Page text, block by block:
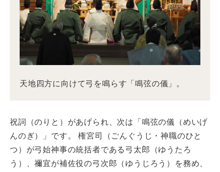
天地四方に向けて弓を鳴らす「鳴弦の儀」。
祝詞（のりと）があげられ、次は「鳴弦の儀（めいげ
んのぎ）」です。 権宮司（ごんぐうじ・神職のひと
つ）が弓始神事の統括者である弓太郎（ゆうたろ
う）、禰宜が補佐役の弓次郎（ゆうじろう）を務め、